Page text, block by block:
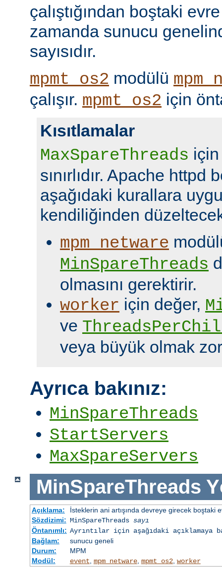
çalıştığından boştaki evre
zamanda sunucu
sayısıdır.
mpmt_os2 modülü
çalışır. mpmt_os2 için
Kısıtlamalar
MaxSpareThreads için
sınırlıdır. Apache httpd
aşağıdaki kurallara
kendiliğinden
mpm_netware
MinSpareThreads
olmasını gerektirir.
worker için değer,
ve
veya büyük olmak
Ayrıca bakınız:
MinSpareThreads
StartServers
MaxSpareServers
MinSpareThreads
Açıklama:
İsteklerin ani artışında devreye girecek boştaki
Sözdizimi: MinSpareThreads sayı
Öntanımlı: Ayrıntılar için aşağıdaki açıklamaya
Bağlam:
sunucu geneli
Durum:
MPM
Modül:
event mpm_netware, mpmt_os2, worker